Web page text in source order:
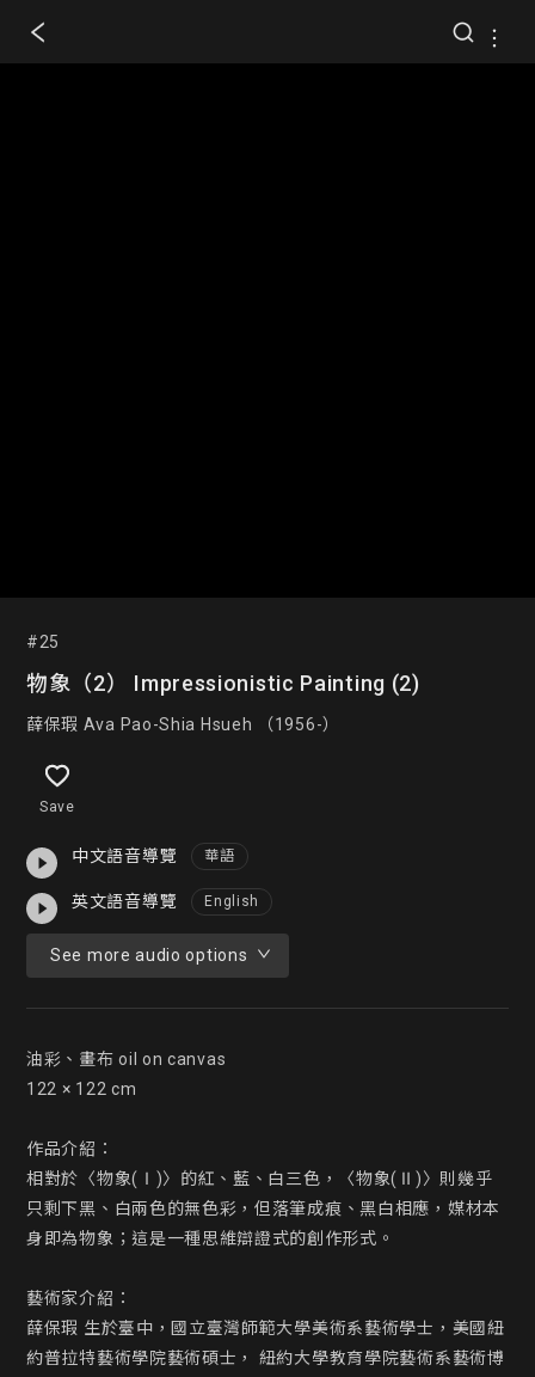
#25
物象（2） Impressionistic Painting (2)
薛保瑕 Ava Pao-Shia Hsueh （1956-）
Save
中文語音導覽 華語
英文語音導覽 English
See more audio options
油彩、畫布 oil on canvas
122 × 122 cm
作品介紹：
相對於〈物象(Ⅰ)〉的紅、藍、白三色，〈物象(Ⅱ)〉則幾乎
只剩下黑、白兩色的無色彩，但落筆成痕、黑白相應，媒材本
身即為物象；這是一種思維辯證式的創作形式。
藝術家介紹：
薛保瑕 生於臺中，國立臺灣師範大學美術系藝術學士，美國紐
約普拉特藝術學院藝術碩士， 紐約大學教育學院藝術系藝術博